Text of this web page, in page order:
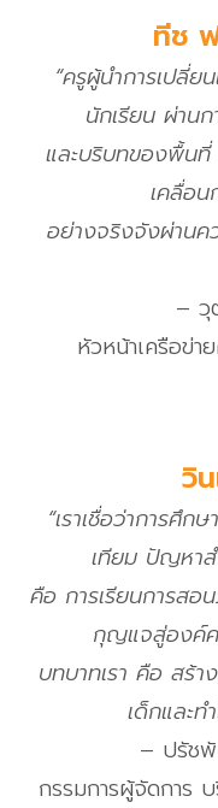
ทีช
“ครูผู้นำการเปลี่
นักเรียน ผ่าน
และบริบทของพื้นที่
เคลื่อ
อย่างจริงจังผ่านค
–
หัวหน้าเครือข่
วิ
“เราเชื่อว่าการศึก
เทียม ปัญหา
คือ การเรียนการส
กุญแจสู่องค์ค
บทบาทเรา คือ สร้
เด็กและท
– ปรัช
กรรมการผู้จัดการ